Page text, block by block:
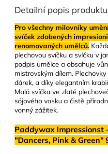
Detailní popis produktu
Pro všechny milovníky
svíček zdobených
renomovaných umělců.
plechovou svíčku a svíčku v
podpis umělce a obsahuje
mistrovským dílem.
dárek, a díky elegantním
Malá svíčka ve zlaté
sójového vosku a čistě
vonný zážitek.
Paddywax Impressionst
"Dancers, Pink & Green"